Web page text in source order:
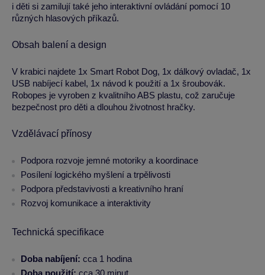
i děti si zamilují také jeho interaktivní ovládání pomocí 10
různých hlasových příkazů.
Obsah balení a design
V krabici najdete 1x Smart Robot Dog, 1x dálkový ovladač, 1x
USB nabíjecí kabel, 1x návod k použití a 1x šroubovák.
Robopes je vyroben z kvalitního ABS plastu, což zaručuje
bezpečnost pro děti a dlouhou životnost hračky.
Vzdělávací přínosy
Podpora rozvoje jemné motoriky a koordinace
Posílení logického myšlení a trpělivosti
Podpora představivosti a kreativního hraní
Rozvoj komunikace a interaktivity
Technická specifikace
Doba nabíjení: cca 1 hodina
Doba použití: cca 30 minut